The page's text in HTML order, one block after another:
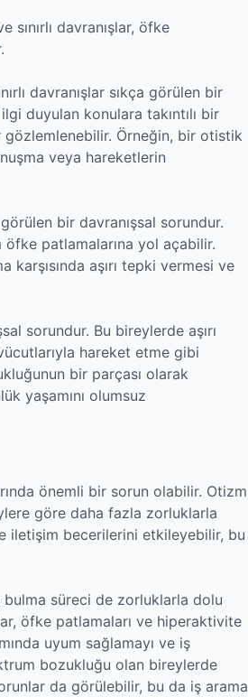
davranışlar, öfke
davranışlar sıkça görülen bir
duyulan konulara takıntılı bir
Örneğin, bir otistik
veya hareketlerin
bir davranışsal sorundur.
patlamalarına yol açabilir.
aşırı tepki vermesi ve
sorundur. Bu bireylerde aşırı
hareket etme gibi
bir parçası olarak
yaşamını olumsuz
önemli bir sorun olabilir. Otizm
göre daha fazla zorluklarla
iletişim becerilerini etkileyebilir, bu
bulma süreci de zorluklarla dolu
öfke patlamaları ve hiperaktivite
uyum sağlamayı ve iş
bozukluğu olan bireylerde
da görülebilir, bu da iş arama